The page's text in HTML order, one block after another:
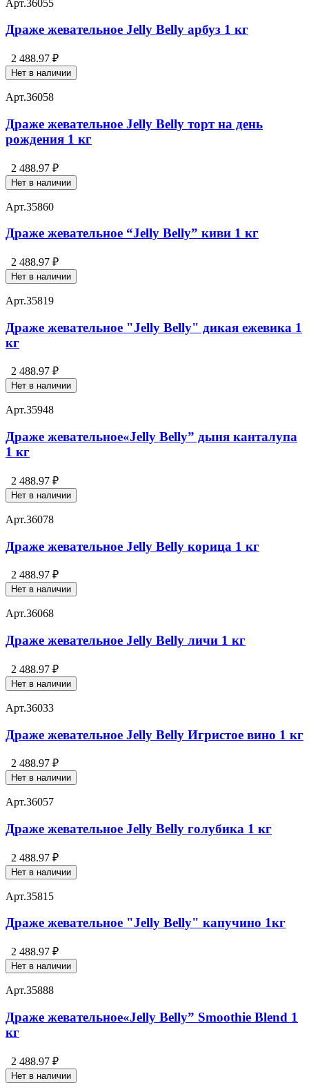
Арт.36055
Драже жевательное Jelly Belly арбуз 1 кг
2 488.97 ₽
Нет в наличии
Арт.36058
Драже жевательное Jelly Belly торт на день
рождения 1 кг
2 488.97 ₽
Нет в наличии
Арт.35860
Драже жевательное “Jelly Belly” киви 1 кг
2 488.97 ₽
Нет в наличии
Арт.35819
Драже жевательное "Jelly Belly" дикая ежевика 1
кг
2 488.97 ₽
Нет в наличии
Арт.35948
Драже жевательное«Jelly Belly” дыня канталупа
1 кг
2 488.97 ₽
Нет в наличии
Арт.36078
Драже жевательное Jelly Belly корица 1 кг
2 488.97 ₽
Нет в наличии
Арт.36068
Драже жевательное Jelly Belly личи 1 кг
2 488.97 ₽
Нет в наличии
Арт.36033
Драже жевательное Jelly Belly Игристое вино 1 кг
2 488.97 ₽
Нет в наличии
Арт.36057
Драже жевательное Jelly Belly голубика 1 кг
2 488.97 ₽
Нет в наличии
Арт.35815
Драже жевательное "Jelly Belly" капучино 1кг
2 488.97 ₽
Нет в наличии
Арт.35888
Драже жевательное«Jelly Belly” Smoothie Blend 1
кг
2 488.97 ₽
Нет в наличии